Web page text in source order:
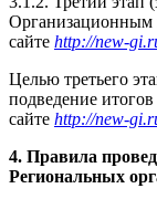
3.1.2. Третий этап
Организационным
сайте http://new-
Целью третьего
подведение
сайте http://new-
4. Правила
Региональных